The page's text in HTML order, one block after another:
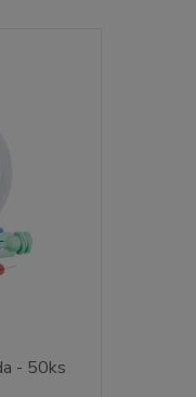
- 50ks